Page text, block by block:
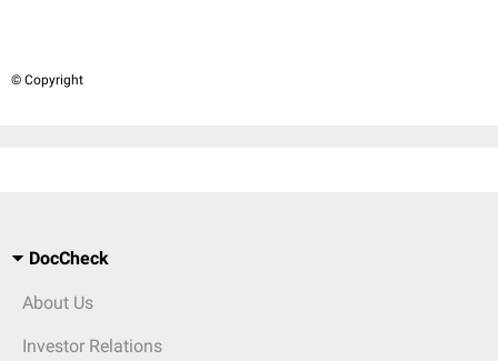
© Copyright
DocCheck
About Us
Investor Relations